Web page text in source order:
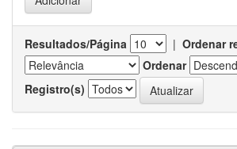
Resultados/Página | Ordenar
Ordenar
Registro(s)